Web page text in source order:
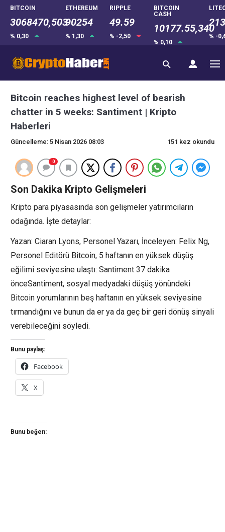
BITCOIN
3068470,503
% 0,30
ETHEREUM
90254
% 1,30
RIPPLE
49.59
% -2,50
BITCOIN
CASH
10177.55,340
% 0,10
% -
Bitcoin reaches highest level of bearish
chatter in 5 weeks: Santiment | Kripto
Haberleri
Güncelleme: 5 Nisan 2026 08:03 151 kez okundu
0
Son Dakika Kripto Gelişmeleri
Kripto para piyasasında son gelişmeler yatırımcıların
odağında. İşte detaylar:
Yazan: Ciaran Lyons, Personel Yazarı, İnceleyen: Felix Ng,
Personel Editörü Bitcoin, 5 haftanın en yüksek düşüş
eğilimi seviyesine ulaştı: Santiment 37 dakika
önceSantiment, sosyal medyadaki düşüş yönündeki
Bitcoin yorumlarının beş haftanın en yüksek seviyesine
tırmandığını ve bunun da er ya da geç bir geri dönüş sinyali
verebileceğini söyledi.
Bunu paylaş:
Facebook
X
Bunu beğen: